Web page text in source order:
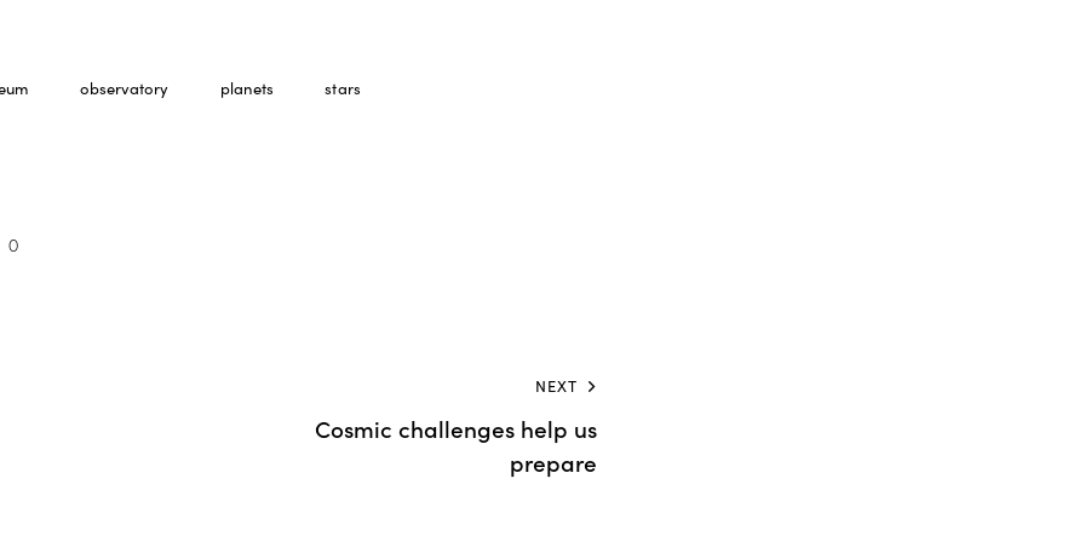
observatory planets stars
0
NEXT
Cosmic challenges help us
prepare